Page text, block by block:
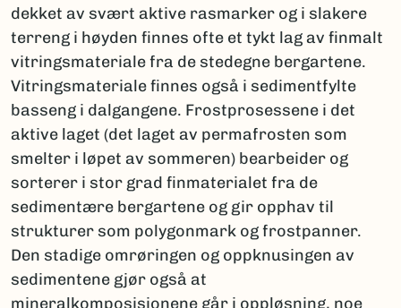
dekket av svært aktive rasmarker og i slakere
terreng i høyden finnes ofte et tykt lag av finmalt
vitringsmateriale fra de stedegne bergartene.
Vitringsmateriale finnes også i sedimentfylte
basseng i dalgangene. Frostprosessene i det
aktive laget (det laget av permafrosten som
smelter i løpet av sommeren) bearbeider og
sorterer i stor grad finmaterialet fra de
sedimentære bergartene og gir opphav til
strukturer som polygonmark og frostpanner.
Den stadige omrøringen og oppknusingen av
sedimentene gjør også at
mineralkomposisjonene går i oppløsning, noe